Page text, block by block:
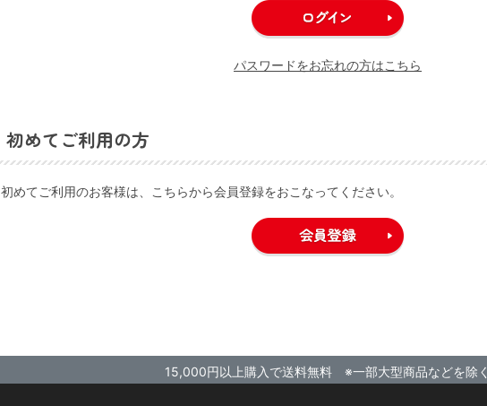
パスワードをお忘れの方はこちら
初めてご利用の方
初めてご利用のお客様は、こちらから会員登録をおこなってください。
15,000円以上購入で送料無料 ※一部大型商品などを除く